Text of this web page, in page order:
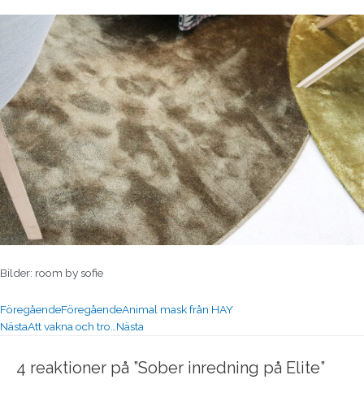
Bilder: room by sofie
FöregåendeFöregåendeAnimal mask från HAY
NästaAtt vakna och tro… Nästa
4 reaktioner på ”Sober inredning på Elite”